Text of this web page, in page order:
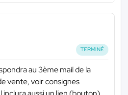
TERMINÉ
au 3ème mail de la
vente, voir consignes